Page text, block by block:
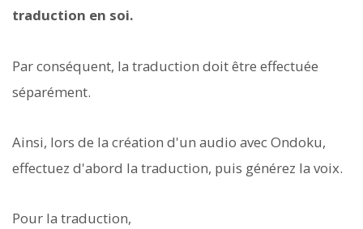
traduction en soi.
Par conséquent, la traduction doit être effectuée
séparément.
Ainsi, lors de la création d'un audio avec Ondoku,
effectuez d'abord la traduction, puis générez la voix.
Pour la traduction,